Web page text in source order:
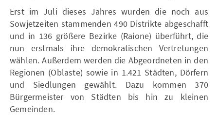
Erst im Juli dieses Jahres wurden die noch aus
Sowjetzeiten stammenden 490 Distrikte abgeschafft
und in 136 größere Bezirke (Raione) überführt, die
nun erstmals ihre demokratischen Vertretungen
wählen. Außerdem werden die Abgeordneten in den
Regionen (Oblaste) sowie in 1.421 Städten, Dörfern
und Siedlungen gewählt. Dazu kommen 370
Bürgermeister von Städten bis hin zu kleinen
Gemeinden.